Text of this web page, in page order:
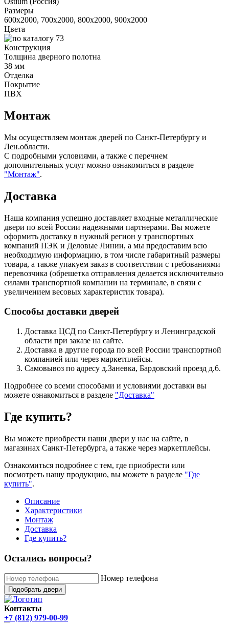
Размеры
600x2000, 700x2000, 800x2000, 900x2000
Цвета
Конструкция
Толщина дверного полотна
38 мм
Отделка
Покрытие
ПВХ
Монтаж
Мы осуществляем монтаж дверей по Санкт-Петербургу и
Лен.области.
С подробными условиями, а также с перечнем
дополнительных услуг можно ознакомиться в разделе
"Монтаж".
Доставка
Наша компания успешно доставляет входные металлические
двери по всей России надежными партнерами. Вы можете
оформить доставку в нужный регион у транспортных
компаний ПЭК и Деловые Линии, а мы предоставим всю
необходимую информацию, в том числе габаритный размеры
товара, а также упакуем заказ в соответствии с требованиями
перевозчика (обрешетка отправления делается исключительно
силами транспортной компании на терминале, в связи с
увеличением весовых характеристик товара).
Способы доставки дверей
Доставка ЦСД по Санкт-Петербургу и Ленинградской
области при заказе на сайте.
Доставка в другие города по всей России транспортной
компанией или через маркетплейсы.
Самовывоз по адресу д.Заневка, Бардовский проезд д.6.
Подробнее со всеми способами и условиями доставки вы
можете ознакомиться в разделе "Доставка"
Где купить?
Вы можете приобрести наши двери у нас на сайте, в
магазинах Санкт-Петербурга, а также через маркетплейсы.
Ознакомиться подробнее с тем, где приобрести или
посмотреть нашу продукцию, вы можете в разделе "Где
купить".
Описание
Характеристики
Монтаж
Доставка
Где купить?
Остались вопросы?
Номер телефона
Подобрать двери
Контакты
+7 (812) 979-00-99